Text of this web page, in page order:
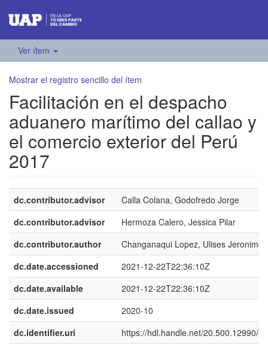
Ver ítem
Mostrar el registro sencillo del ítem
Facilitación en el despacho
aduanero marítimo del callao y
el comercio exterior del Perú
2017
dc.contributor.advisor
Calla Colana, Godofredo Jorge
dc.contributor.advisor
Hermoza Calero, Jessica Pilar
dc.contributor.author
Changanaqui Lopez, Ulises Jeronimo
dc.date.accessioned
2021-12-22T22:36:10Z
dc.date.available
2021-12-22T22:36:10Z
dc.date.issued
2020-10
dc.identifier.uri
https://hdl.handle.net/20.500.12990/